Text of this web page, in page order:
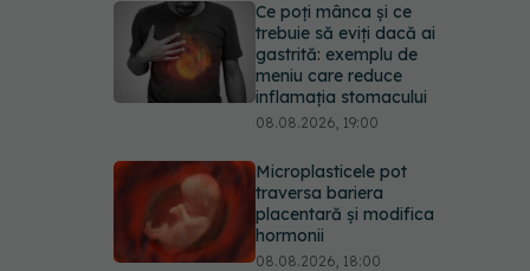
Ce poți mânca și ce
trebuie să eviți dacă ai
gastrită: exemplu de
meniu care reduce
inflamația stomacului
08.08.2026, 19:00
Microplasticele pot
traversa bariera
placentară și modifica
hormonii
08.08.2026, 18:00